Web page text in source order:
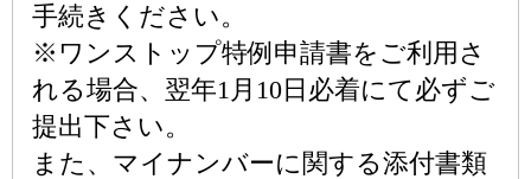
手続きください。
※ワンストップ特例申請書をご利用さ
れる場合、翌年1月10日必着にて必ずご
提出下さい。
また、マイナンバーに関する添付書類